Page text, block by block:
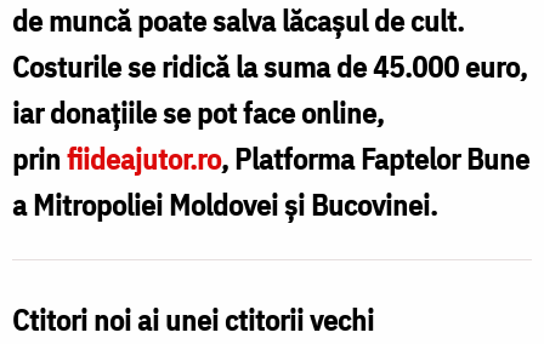
de muncă poate salva lăcașul de cult.
Costurile se ridică la suma de 45.000 euro,
iar donațiile se pot face online,
prinfiideajutor.ro, Platforma Faptelor Bune
a Mitropoliei Moldovei și Bucovinei.
Ctitori noi ai unei ctitorii vechi